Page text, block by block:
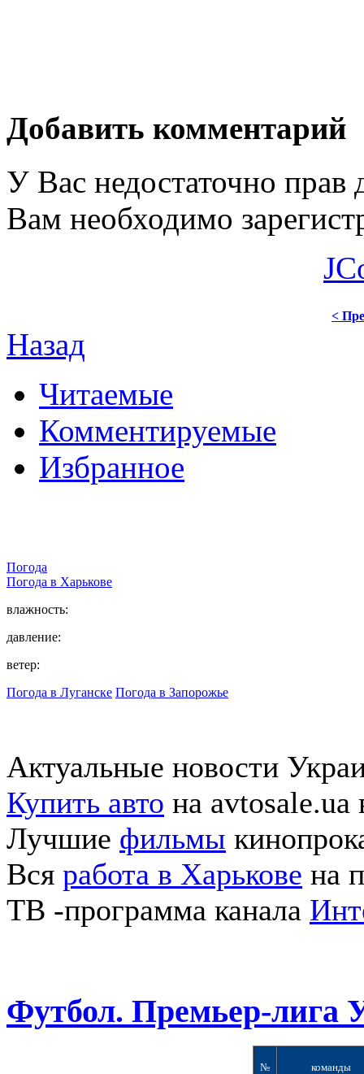
Добавить комментарий
У Вас недостаточно прав
Вам необходимо
<
Назад
Читаемые
Комментируемые
Избранное
Погода
Погода в Харькове
влажность:
давление:
ветер:
Погода в Луганске Погода в Запорожье
Актуальные новости
Купить авто на avtosale.ua
Лучшие фильмы
Вся работа в Харькове на
ТВ -программа канала
Футбол. Премьер-лига
№ команды